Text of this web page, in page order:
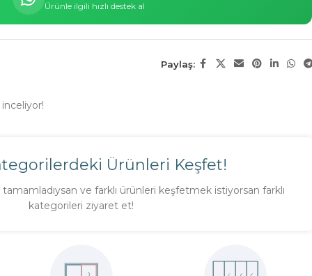
Ürünle ilgili hızlı destek al
Paylaş:
Ürünleri Keşfet!
ve farklı ürünleri keşfetmek istiyorsan farklı
kategorileri ziyaret et!